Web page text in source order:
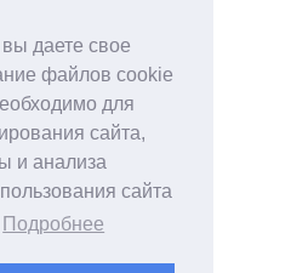
даете свое
файлов cookie
для
сайта,
и анализа
сайта
Подробнее